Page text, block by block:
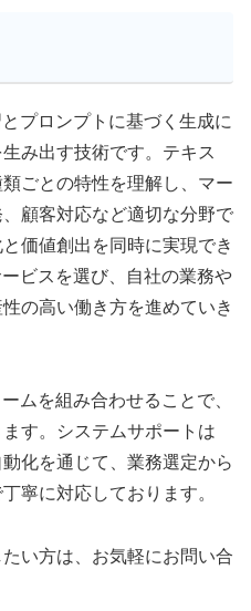
プロンプトに基づく生成に
み出す技術です。テキス
ごとの特性を理解し、マー
顧客対応など適切な分野で
価値創出を同時に実現でき
ビスを選び、自社の業務や
の高い働き方を進めていき
ムを組み合わせることで、
す。システムサポートは
動化を通じて、業務選定から
寧に対応しております。
い方は、お気軽にお問い合